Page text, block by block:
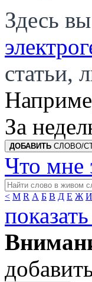
Здесь
статьи,
За
ДОБАВИТЬ СЛОВО/
Что мне
< M R А Б В Д Е Ж И